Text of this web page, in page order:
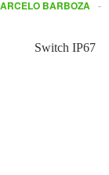
BARBOZA -